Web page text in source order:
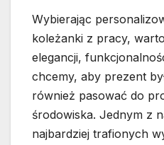
Wybierając
koleżanki z pracy,
elegancji,
chcemy, aby prezent
również pasować do
środowiska. Jednym z
najbardziej trafionych